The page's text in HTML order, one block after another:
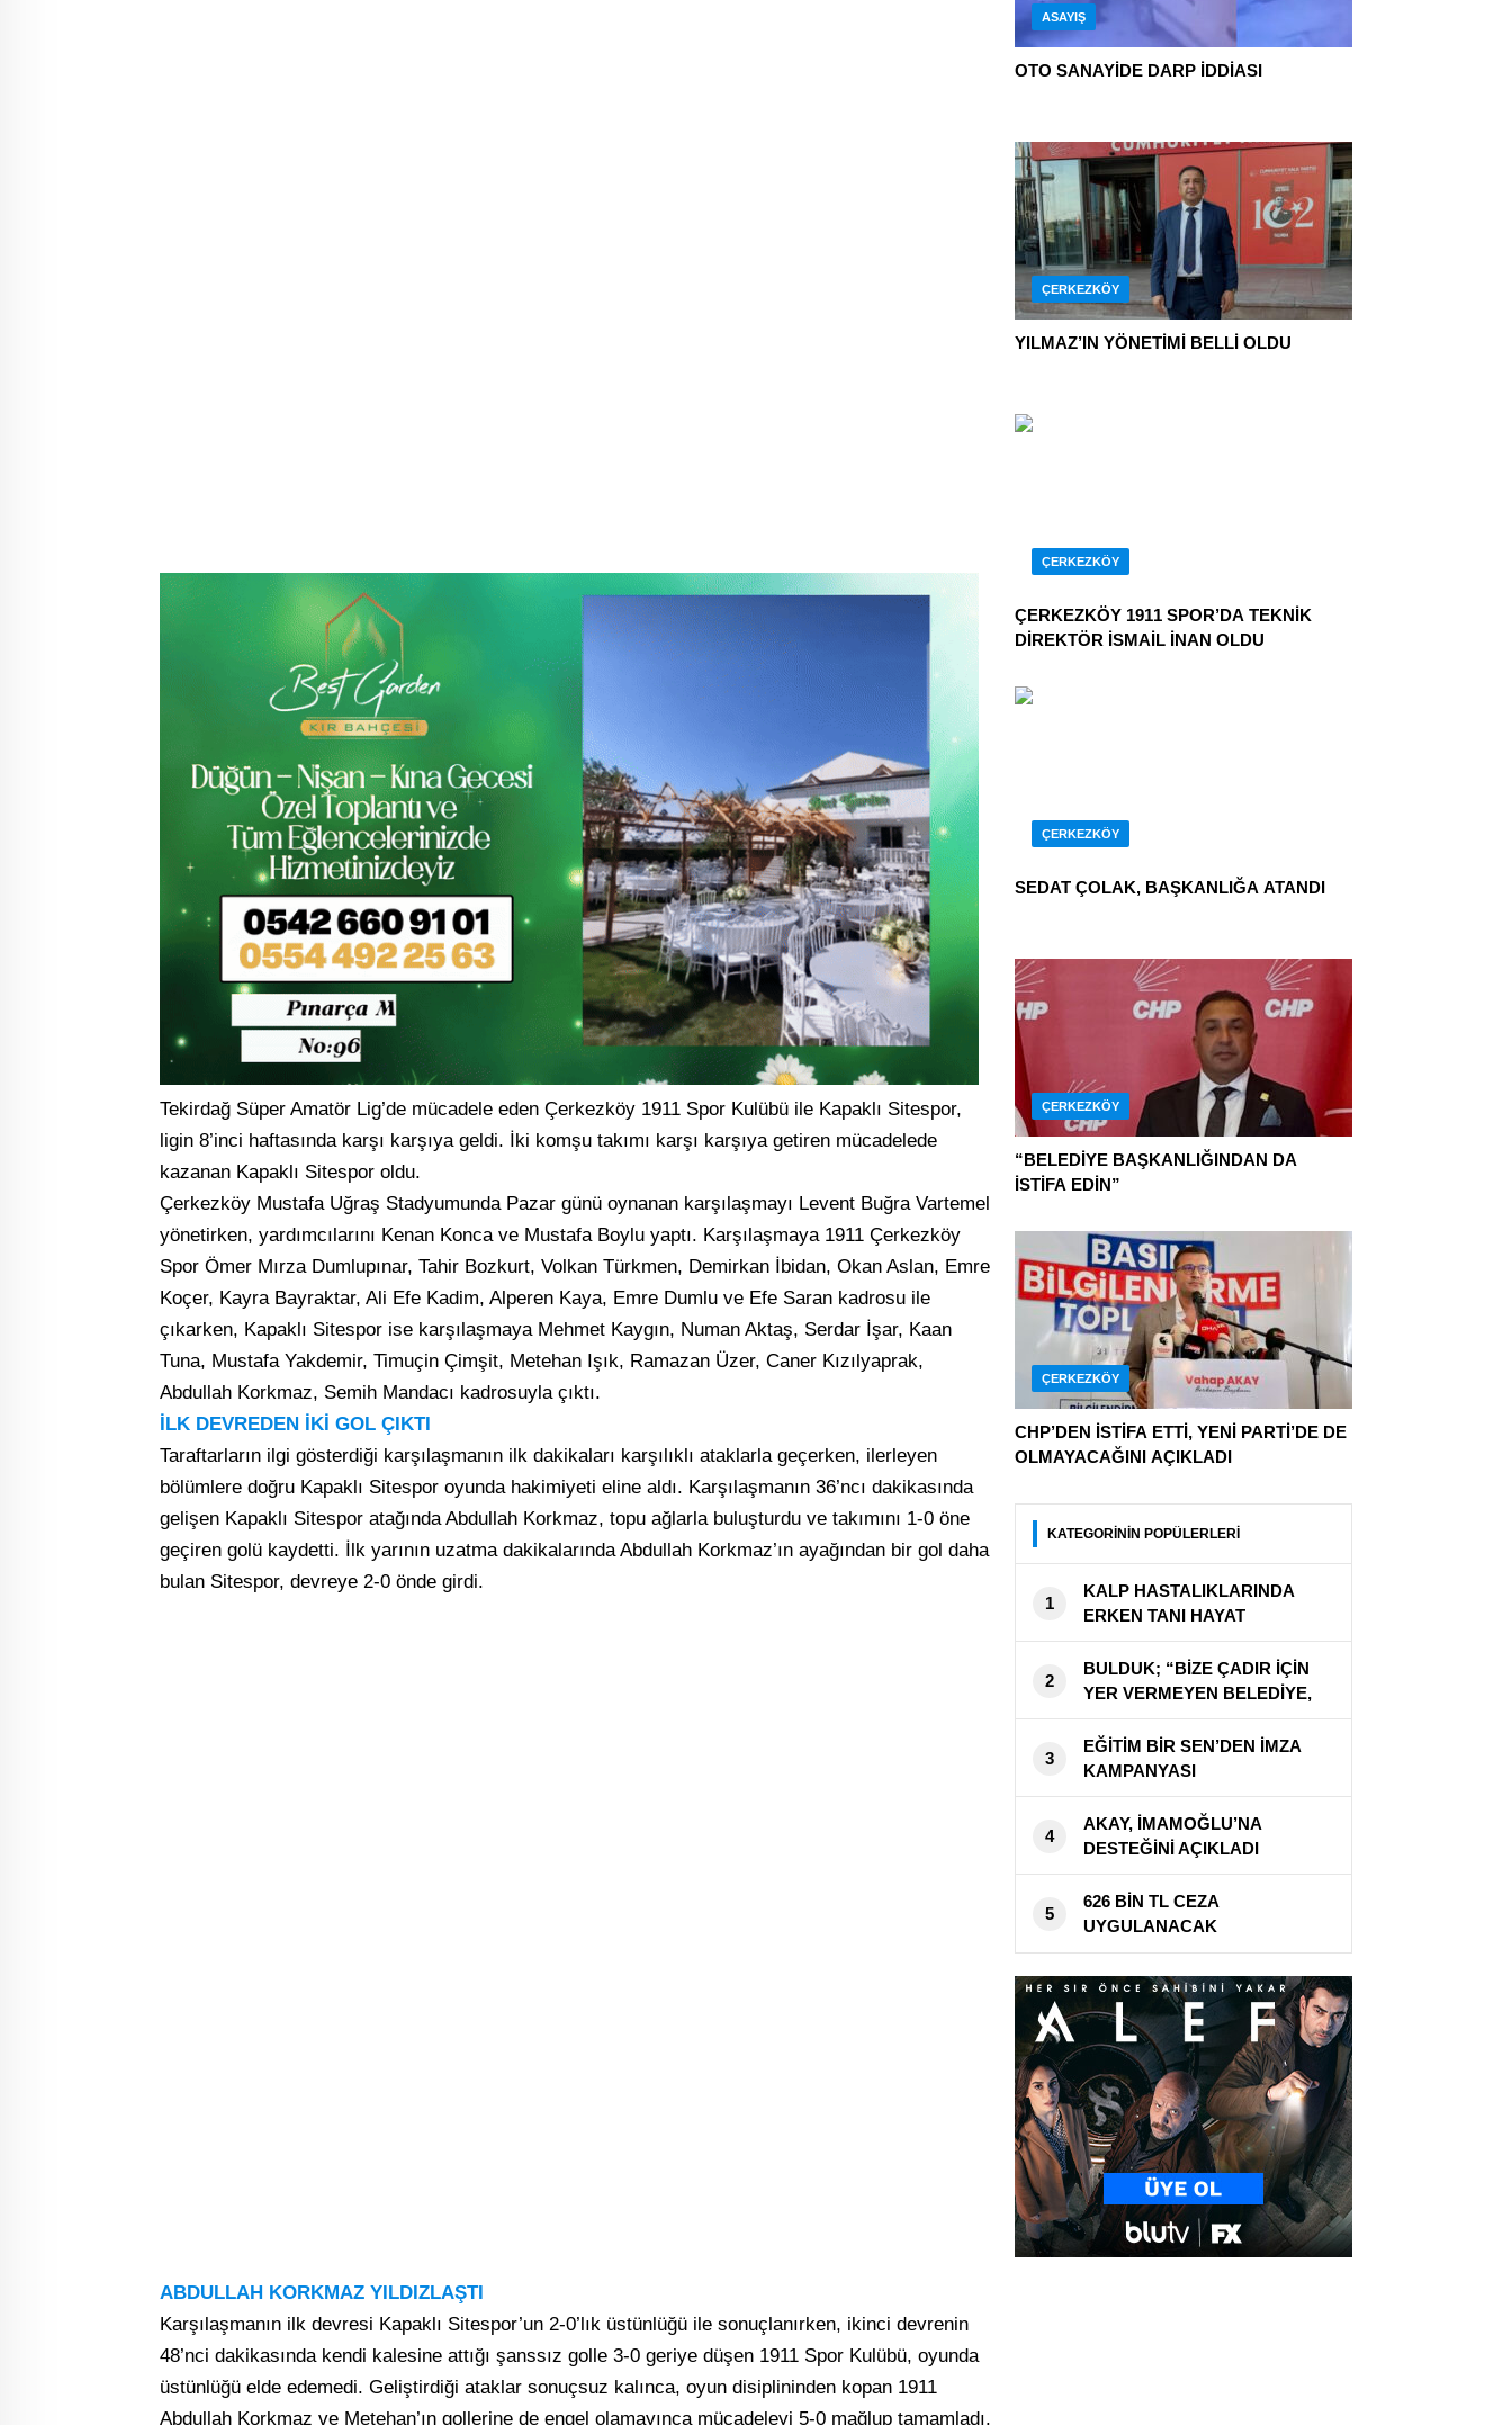
Tekirdağ Süper Amatör Lig’de mücadele eden Çerkezköy 1911 Spor Kulübü ile Kapaklı Sitespor,
ligin 8’inci haftasında karşı karşıya geldi. İki komşu takımı karşı karşıya getiren mücadelede
kazanan Kapaklı Sitespor oldu.
Çerkezköy Mustafa Uğraş Stadyumunda Pazar günü oynanan karşılaşmayı Levent Buğra Vartemel
yönetirken, yardımcılarını Kenan Konca ve Mustafa Boylu yaptı. Karşılaşmaya 1911 Çerkezköy
Spor Ömer Mırza Dumlupınar, Tahir Bozkurt, Volkan Türkmen, Demirkan İbidan, Okan Aslan, Emre
Koçer, Kayra Bayraktar, Ali Efe Kadim, Alperen Kaya, Emre Dumlu ve Efe Saran kadrosu ile
çıkarken, Kapaklı Sitespor ise karşılaşmaya Mehmet Kaygın, Numan Aktaş, Serdar İşar, Kaan
Tuna, Mustafa Yakdemir, Timuçin Çimşit, Metehan Işık, Ramazan Üzer, Caner Kızılyaprak,
Abdullah Korkmaz, Semih Mandacı kadrosuyla çıktı.
İLK DEVREDEN İKİ GOL ÇIKTI
Taraftarların ilgi gösterdiği karşılaşmanın ilk dakikaları karşılıklı ataklarla geçerken, ilerleyen
bölümlere doğru Kapaklı Sitespor oyunda hakimiyeti eline aldı. Karşılaşmanın 36’ncı dakikasında
gelişen Kapaklı Sitespor atağında Abdullah Korkmaz, topu ağlarla buluşturdu ve takımını 1-0 öne
geçiren golü kaydetti. İlk yarının uzatma dakikalarında Abdullah Korkmaz’ın ayağından bir gol daha
bulan Sitespor, devreye 2-0 önde girdi.
ABDULLAH KORKMAZ YILDIZLAŞTI
Karşılaşmanın ilk devresi Kapaklı Sitespor’un 2-0’lık üstünlüğü ile sonuçlanırken, ikinci devrenin
48’nci dakikasında kendi kalesine attığı şanssız golle 3-0 geriye düşen 1911 Spor Kulübü, oyunda
üstünlüğü elde edemedi. Geliştirdiği ataklar sonuçsuz kalınca, oyun disiplininden kopan 1911
Abdullah Korkmaz ve Metehan’ın gollerine de engel olamayınca mücadeleyi 5-0 mağlup tamamladı.
ASAYIŞ
OTO SANAYİDE DARP İDDİASI
ÇERKEZKÖY
YILMAZ’IN YÖNETİMİ BELLİ OLDU
ÇERKEZKÖY
ÇERKEZKÖY 1911 SPOR’DA TEKNİK
DİREKTÖR İSMAİL İNAN OLDU
ÇERKEZKÖY
SEDAT ÇOLAK, BAŞKANLIĞA ATANDI
ÇERKEZKÖY
“BELEDİYE BAŞKANLIĞINDAN DA
İSTİFA EDİN”
ÇERKEZKÖY
CHP’DEN İSTİFA ETTİ, YENİ PARTİ’DE DE
OLMAYACAĞINI AÇIKLADI
KATEGORİNİN POPÜLERLERİ
1
KALP HASTALIKLARINDA
ERKEN TANI HAYAT
KURTARIYOR
2
BULDUK; “BİZE ÇADIR İÇİN
YER VERMEYEN BELEDİYE,
CADDEYİ KAPATTI”
3
EĞİTİM BİR SEN’DEN İMZA
KAMPANYASI
4
AKAY, İMAMOĞLU’NA
DESTEĞİNİ AÇIKLADI
5
626 BİN TL CEZA
UYGULANACAK